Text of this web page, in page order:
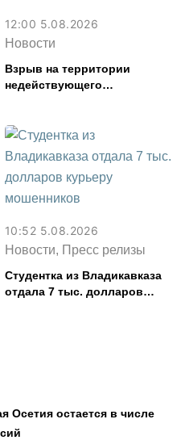
Осетия остается в числе
12:00 5.08.2026
Новости
Взрыв на территории
недействующего
10:52 5.08.2026
Новости, Пресс релизы
Студентка из Владикавказа
отдала 7 тыс. долларов